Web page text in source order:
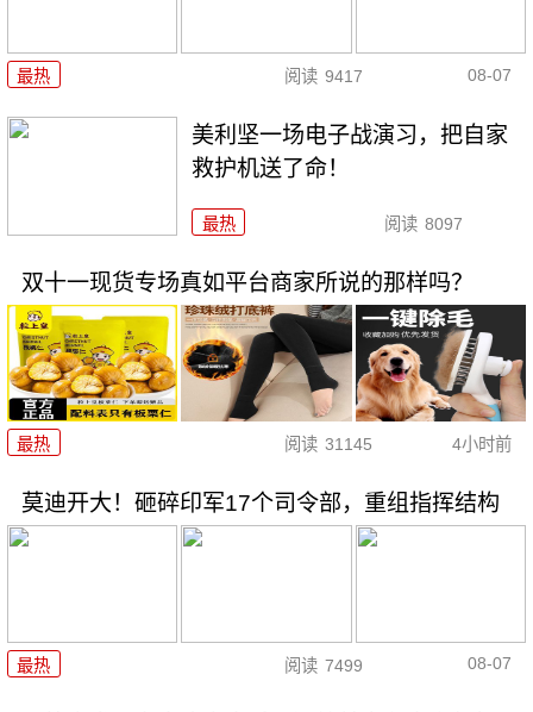
最热 阅读 9417 08-07
美利坚一场电子战演习，把自家
救护机送了命！
最热 阅读 8097
双十一现货专场真如平台商家所说的那样吗？
最热 阅读 31145 4小时前
莫迪开大！砸碎印军17个司令部，重组指挥结构
最热 阅读 7499 08-07